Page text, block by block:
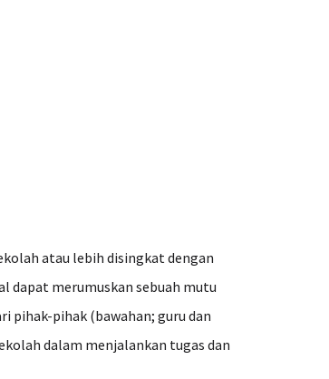
atau lebih disingkat dengan
dapat merumuskan sebuah mutu
pihak-pihak (bawahan; guru dan
dalam menjalankan tugas dan